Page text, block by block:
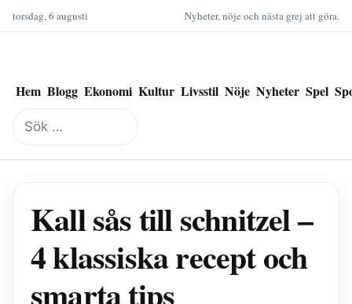
torsdag, 6 augusti Nyheter, nöje och nästa grej att göra.
Hem Blogg Ekonomi Kultur Livsstil Nöje Nyheter Spel
Sök
efter:
Kall sås till schnitzel –
4 klassiska recept och
smarta tips